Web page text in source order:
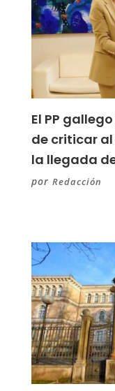
El PP
de criticar al
la llegada
por Redacción